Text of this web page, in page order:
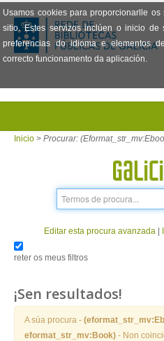
Usamos cookies para proporcionarlle
sitio. Estes servizos inclúen o inicio de
preferencias do idioma e elementos
correcto funcionamento da aplicación.
INICIO
PRÉSTAMO
ENTRAR
Inicio > Procurar:
Editar esta procura avanzada
reter os meus filtros
¡Sen resultados!
A súa procura -
eformat_str_mv:Book) - Non